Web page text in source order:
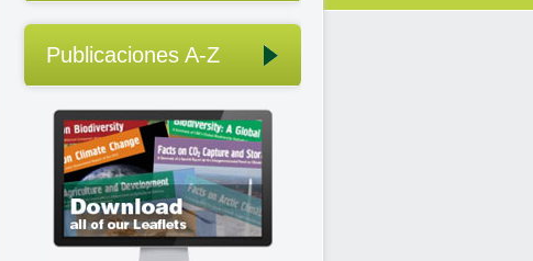
Publicaciones A-Z